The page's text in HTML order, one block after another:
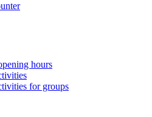
hours
for groups